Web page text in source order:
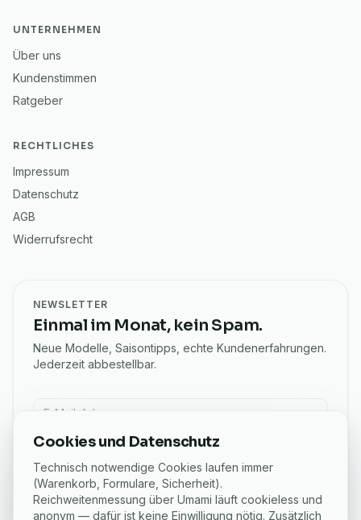
UNTERNEHMEN
Über uns
Kundenstimmen
Ratgeber
RECHTLICHES
Impressum
Datenschutz
AGB
Widerrufsrecht
NEWSLETTER
Einmal im Monat, kein Spam.
Neue Modelle, Saisontipps, echte Kundenerfahrungen.
Jederzeit abbestellbar.
E-Mail für Newsletter
Anmelden
Ich möchte den eSchaf-Newsletter mit Angeboten und
Ratgebern bekommen. Abmeldung jederzeit per Link in
jeder E-Mail.
Cookies und Datenschutz
Technisch notwendige Cookies laufen immer
(Warenkorb, Formulare, Sicherheit).
Reichweitenmessung über Umami läuft cookieless und
anonym — dafür ist keine Einwilligung nötig. Zusätzlich